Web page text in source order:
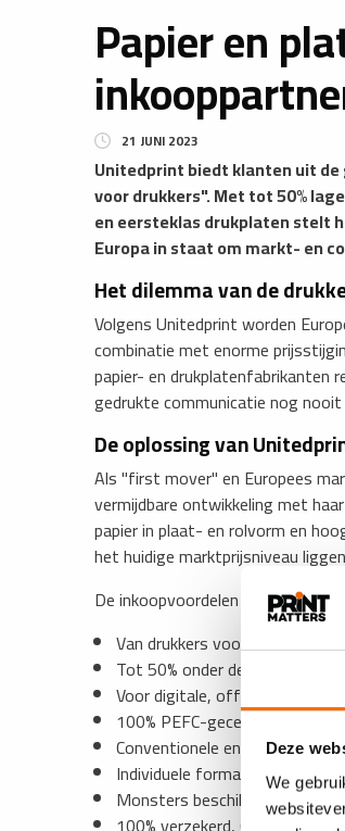
Deze
We
Papier en
21 JUNI 2023
Unitedprint biedt klanten uit
voor drukkers". Met tot 50%
en eersteklas drukplaten stelt
Europa in staat om markt- en
Het dilemma van de
Volgens Unitedprint worden
combinatie met enorme
papier- en drukplatenfabrikanten
gedrukte communicatie nog
De oplossing van
Als "first mover" en Europees
vermijdbare ontwikkeling met
papier in plaat- en rolvorm en
het huidige marktprijsniveau
De inkoopvoordelen bij Unitedprint:
Van drukkers voor drukkers
Tot 50% onder de huidige
Voor digitale, offset en
100% PEFC-gecertificeerd
Conventionele en procesloze
Individuele formaten en
Monsters beschikbaar en